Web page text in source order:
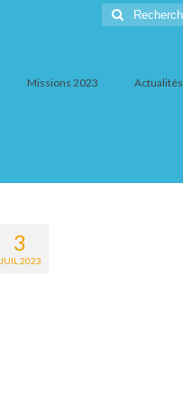
Rechercher
:
Missions 2023 Actualités
3
JUIL 2023